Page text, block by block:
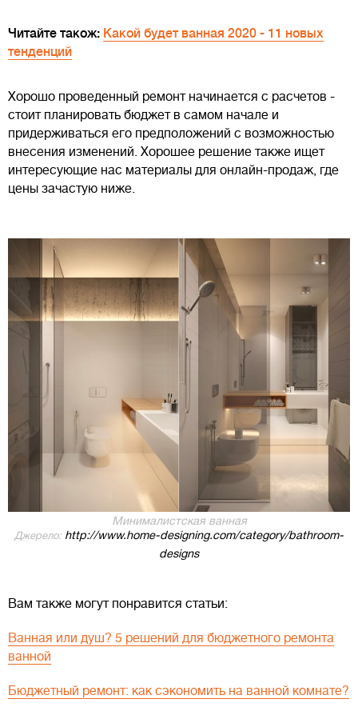
Читайте також: Какой будет ванная 2020 - 11 новых
тенденций
Хорошо проведенный ремонт начинается с расчетов -
стоит планировать бюджет в самом начале и
придерживаться его предположений с возможностью
внесения изменений. Хорошее решение также ищет
интересующие нас материалы для онлайн-продаж, где
цены зачастую ниже.
Минималистская ванная
Джерело: http://www.home-designing.com/category/bathroom-
designs
Вам также могут понравится статьи:
Ванная или душ? 5 решений для бюджетного ремонта
ванной
Бюджетный ремонт: как сэкономить на ванной комнате?